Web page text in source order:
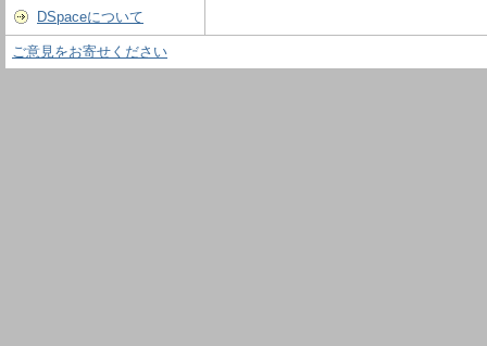
DSpaceについて
ご意見をお寄せください